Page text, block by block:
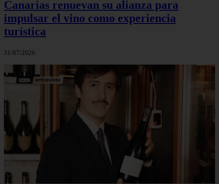
Canarias renuevan su alianza para
impulsar el vino como experiencia
turística
31/07/2026